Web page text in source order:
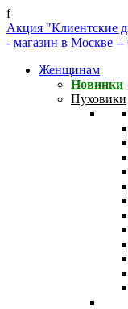
f
Акция "Клиентские
- магазин в Москве --
Женщинам
Новинки
Пуховики